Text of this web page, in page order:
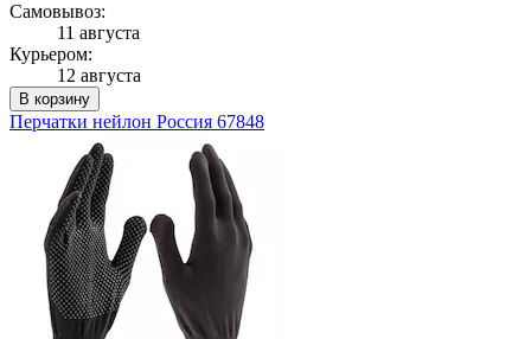
Самовывоз:
11 августа
Курьером:
12 августа
В корзину
Перчатки нейлон Россия 67848